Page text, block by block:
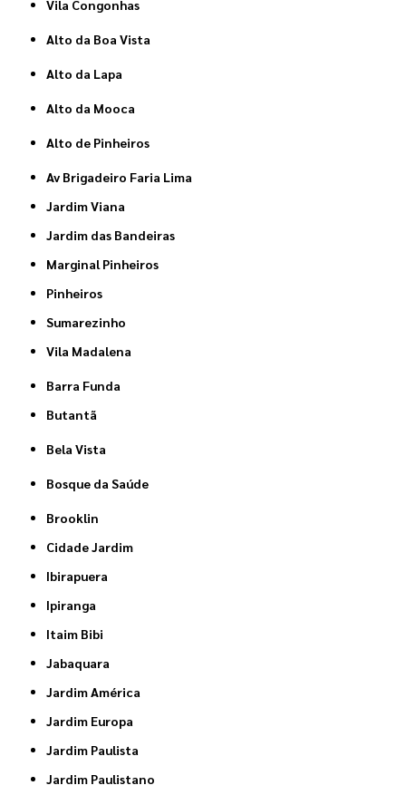
Vila Congonhas
Alto da Boa Vista
Alto da Lapa
Alto da Mooca
Alto de Pinheiros
Av Brigadeiro Faria Lima
Jardim Viana
Jardim das Bandeiras
Marginal Pinheiros
Pinheiros
Sumarezinho
Vila Madalena
Barra Funda
Butantã
Bela Vista
Bosque da Saúde
Brooklin
Cidade Jardim
Ibirapuera
Ipiranga
Itaim Bibi
Jabaquara
Jardim América
Jardim Europa
Jardim Paulista
Jardim Paulistano